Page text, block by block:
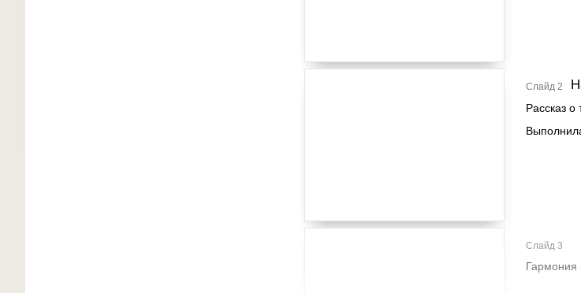
Слайд 2
Рассказ о
Слайд 3
Гармония